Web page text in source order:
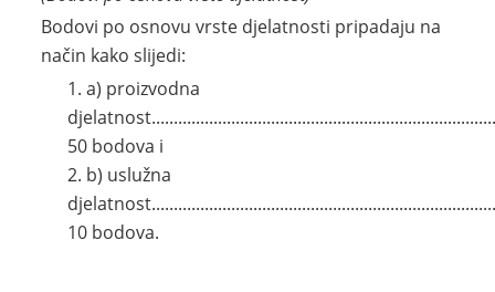
Bodovi po osnovu vrste djelatnosti pripadaju na
način kako slijedi:
a) proizvodna
50 bodova i
b) uslužna
10 bodova.